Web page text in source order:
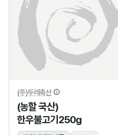
(주)두레축산
(농할 국산)
한우불고기250g